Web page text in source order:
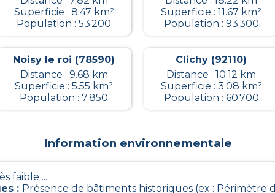
Superficie : 8.47 km²
Population : 53 200
Superficie : 11.67 km²
Population : 93 300
Noisy le roi (78590)
Distance : 9.68 km
Superficie : 5.55 km²
Population : 7 850
Clichy (92110)
Distance : 10.12 km
Superficie : 3.08 km²
Population : 60 700
Information environnementale
faible ...
: Présence de bâtiments historiques (ex : Périmètre